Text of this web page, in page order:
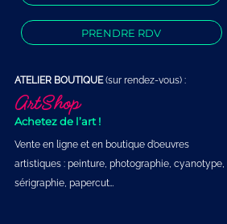
PRENDRE RDV
ATELIER BOUTIQUE(sur rendez-vous) :
ArtShop
Achetez de l’art !
Vente en ligne et en boutique d’oeuvres
artistiques : peinture, photographie, cyanotype,
sérigraphie, papercut…